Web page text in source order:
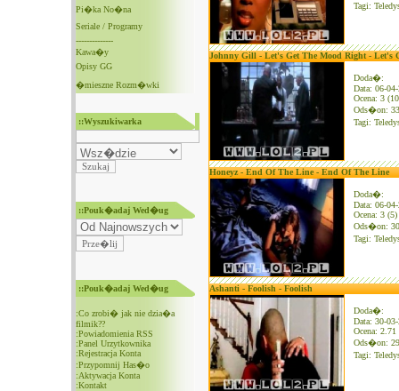
Pi�ka No�na
Seriale / Programy
--------------
Kawa�y
Opisy GG
�mieszne Rozm�wki
::Wyszukiwarka
::Pouk�adaj Wed�ug
::Pouk�adaj Wed�ug
:Co zrobi� jak nie dzia�a
filmik??
:Powiadomienia RSS
:Panel Urzytkownika
:Rejestracja Konta
:Przypomnij Has�o
:Aktywacja Konta
:Kontakt
Tagi:
Johnny Gill - Let's Get The Mood Right - Let's
Doda�:
Data: 06-
Ocena: 3
Ods�on:
Tagi:
Honeyz - End Of The Line - End Of The Line
Doda�:
Data: 06-
Ocena: 3 (5)
Ods�on:
Tagi:
Ashanti - Foolish - Foolish
Doda�:
Data: 30-
Ocena: 2.71
Ods�on:
Tagi: